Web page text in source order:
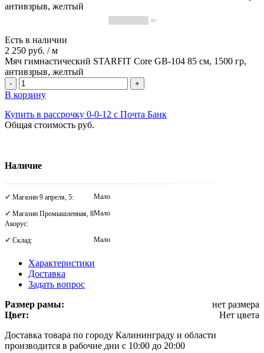
(0)
Есть в наличии
2 250 руб. / м
Мяч гимнастический STARFIT Core GB-104 85 см, 1500 гр,
антивзрыв, желтый
- +
В корзину
Купить в рассрочку 0-0-12 с Почта Банк
Общая стоимость руб.
Наличие
Магазин 9 апреля, 5: Мало
Магазин Промышленная, 8
Акорус:
Мало
Склад: Мало
Характеристики
Доставка
Задать вопрос
Размер рамы:
нет размера
Цвет:
Нет цвета
Доставка товара по городу Калининграду и области
производится в рабочие дни с 10:00 до 20:00